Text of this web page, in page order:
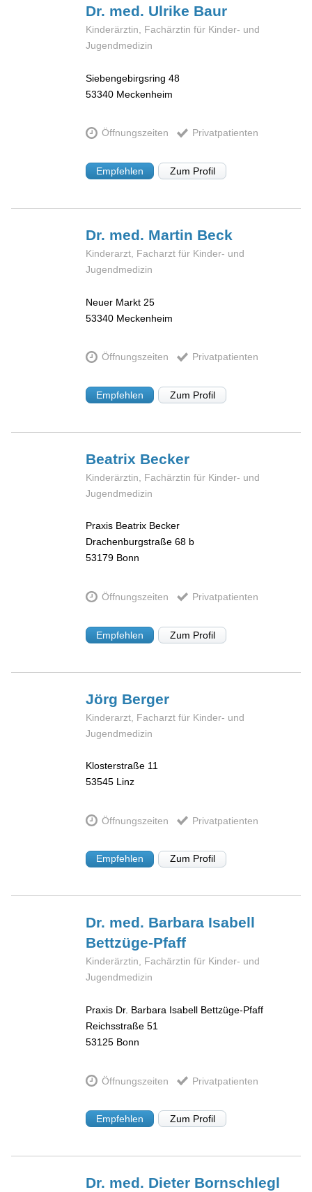
Dr. med. Ulrike Baur
Kinderärztin, Fachärztin für Kinder- und
Jugendmedizin
Siebengebirgsring 48
53340 Meckenheim
Öffnungszeiten Privatpatienten
Empfehlen Zum Profil
Dr. med. Martin Beck
Kinderarzt, Facharzt für Kinder- und
Jugendmedizin
Neuer Markt 25
53340 Meckenheim
Öffnungszeiten Privatpatienten
Empfehlen Zum Profil
Beatrix Becker
Kinderärztin, Fachärztin für Kinder- und
Jugendmedizin
Praxis Beatrix Becker
Drachenburgstraße 68 b
53179 Bonn
Öffnungszeiten Privatpatienten
Empfehlen Zum Profil
Jörg Berger
Kinderarzt, Facharzt für Kinder- und
Jugendmedizin
Klosterstraße 11
53545 Linz
Öffnungszeiten Privatpatienten
Empfehlen Zum Profil
Dr. med. Barbara Isabell
Bettzüge-Pfaff
Kinderärztin, Fachärztin für Kinder- und
Jugendmedizin
Praxis Dr. Barbara Isabell Bettzüge-Pfaff
Reichsstraße 51
53125 Bonn
Öffnungszeiten Privatpatienten
Empfehlen Zum Profil
Dr. med. Dieter Bornschlegl